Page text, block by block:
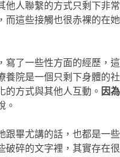
他人聯繫的方式只剩下非常
而這些接觸也很赤裸的在她
寫了一些性方面的經歷，這
養院是一個只剩下身體的社
的方式與其他人互動。 因為
。
跟畢尤講的話，也都是一些
破碎的文字裡，其實存在很